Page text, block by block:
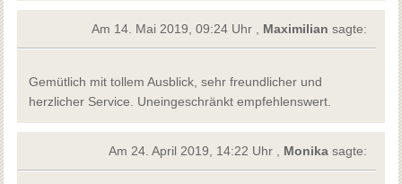
Am 14. Mai 2019, 09:24 Uhr , Maximilian sagte:
Gemütlich mit tollem Ausblick, sehr freundlicher und
herzlicher Service. Uneingeschränkt empfehlenswert.
Am 24. April 2019, 14:22 Uhr , Monika sagte: